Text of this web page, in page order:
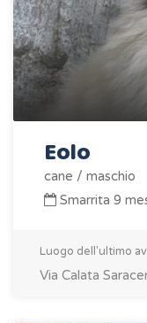
Eolo
cane / maschio
Smarrita 9
Luogo dell'ultimo
Via Calata